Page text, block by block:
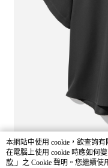
本網站中使用 cookie，欲查詢
在電腦上使用 cookie 時應如何
款 」之 Cookie 聲明。您繼續